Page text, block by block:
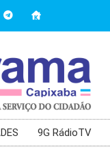
9G RádioTV